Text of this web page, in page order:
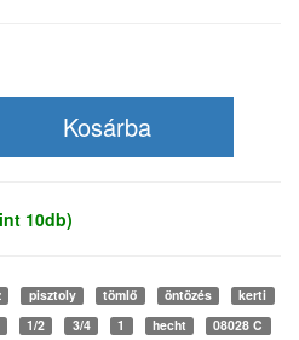
10db)
pisztoly tömlő öntözés
kerti
1/2 3/4 1 hecht
08028 C